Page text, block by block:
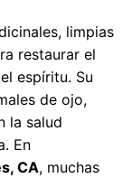
limpias
restaurar el
espíritu. Su
de ojo,
la salud
En
CA, muchas